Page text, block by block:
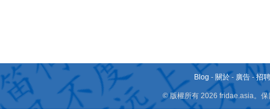
Blog - 關於 - 廣告 -招
© 版權所有 2026 fridae.asia。